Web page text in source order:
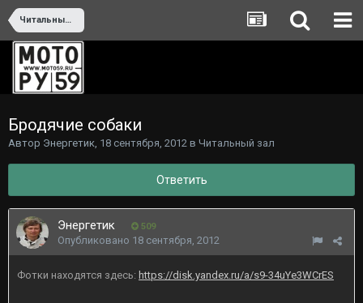
Читальный зал
Бродячие собаки
Автор Энергетик, 18 сентября, 2012 в Читальный зал
Ответить
Энергетик 509
Опубликовано 18 сентября, 2012
Фотки находятся здесь: https://disk.yandex.ru/a/s9-34uYe3WCrES